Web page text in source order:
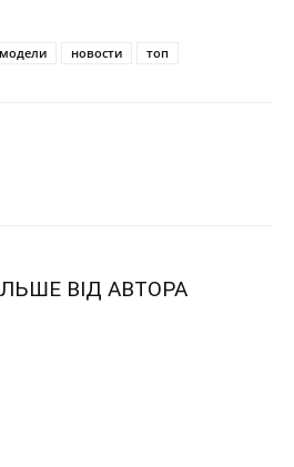
модели новости топ
ВІД АВТОРА